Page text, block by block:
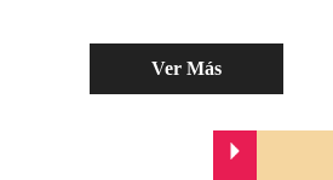
Ver Más